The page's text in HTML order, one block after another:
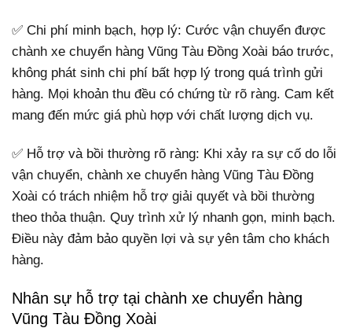
✅ Chi phí minh bạch, hợp lý: Cước vận chuyển được
chành xe chuyển hàng Vũng Tàu Đồng Xoài báo trước,
không phát sinh chi phí bất hợp lý trong quá trình gửi
hàng. Mọi khoản thu đều có chứng từ rõ ràng. Cam kết
mang đến mức giá phù hợp với chất lượng dịch vụ.
✅ Hỗ trợ và bồi thường rõ ràng: Khi xảy ra sự cố do lỗi
vận chuyển, chành xe chuyển hàng Vũng Tàu Đồng
Xoài có trách nhiệm hỗ trợ giải quyết và bồi thường
theo thỏa thuận. Quy trình xử lý nhanh gọn, minh bạch.
Điều này đảm bảo quyền lợi và sự yên tâm cho khách
hàng.
Nhân sự hỗ trợ tại chành xe chuyển hàng
Vũng Tàu Đồng Xoài